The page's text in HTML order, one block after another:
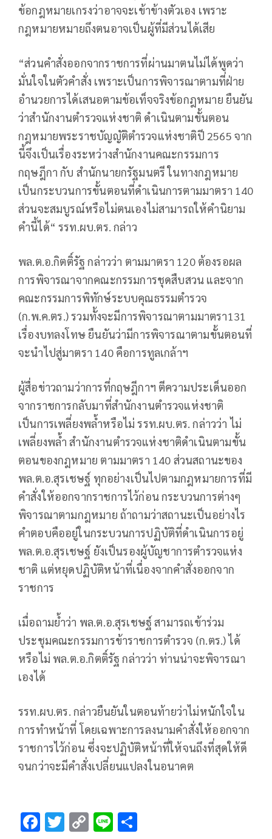
ข้อกฎหมายเกรงว่าอาจจะเข้าข้างตัวเอง เพราะ
กฎหมายหมายถึงตนอาจเป็นผู้ที่มีส่วนได้เสีย
“ส่วนคำสั่งออกจากราชการที่ผ่านมาตนไม่ได้พูดว่า
มั่นใจในตัวคำสั่ง เพราะเป็นการพิจารณาตามที่ฝ่าย
อำนวยการได้เสนอตามข้อเท็จจริงข้อกฎหมาย ยืนยัน
ว่าสำนักงานตำรวจแห่งชาติ ดำเนินตามขั้นตอน
กฎหมายพระราชบัญญัติตำรวจแห่งชาติปี 2565 จาก
นี้จึงเป็นเรื่องระหว่างสำนักงานคณะกรรมการ
กฤษฎีกา กับ สำนักนายกรัฐมนตรี ในทางกฎหมาย
เป็นกระบวนการขั้นตอนที่ดำเนินการตามมาตรา 140
ส่วนจะสมบูรณ์หรือไม่ตนเองไม่สามารถให้คำนิยาม
คำนี้ได้“ รรท.ผบ.ตร. กล่าว
พล.ต.อ.กิตติ์รัฐ กล่าวว่า ตามมาตรา 120 ต้องรอผล
การพิจารณาจากคณะกรรมการชุดสืบสวน และจาก
คณะกรรมการพิทักษ์ระบบคุณธรรมตำรวจ
(ก.พ.ค.ตร.) รวมทั้งจะมีการพิจารณาตามมาตรา131
เรื่องบทลงโทษ ยืนยันว่ามีการพิจารณาตามขั้นตอนที่
จะนำไปสู่มาตรา 140 คือการทูลเกล้าฯ
ผู้สื่อข่าวถามว่าการที่กฤษฎีกาฯ ตีความประเด็นออก
จากราชการกลับมาที่สำนักงานตำรวจแห่งชาติ
เป็นการเพลี่ยงพล้ำหรือไม่ รรท.ผบ.ตร. กล่าวว่า ไม่
เพลี่ยงพล้ำ สำนักงานตำรวจแห่งชาติดำเนินตามขั้น
ตอนของกฎหมาย ตามมาตรา 140 ส่วนสถานะของ
พล.ต.อ.สุรเชษฐ์ ทุกอย่างเป็นไปตามกฎหมายการที่มี
คำสั่งให้ออกจากราชการไว้ก่อน กระบวนการต่างๆ
พิจารณาตามกฎหมาย ถ้าถามว่าสถานะเป็นอย่างไร
คำตอบคืออยู่ในกระบวนการปฏิบัติที่ดำเนินการอยู่
พล.ต.อ.สุรเชษฐ์ ยังเป็นรองผู้บัญชาการตำรวจแห่ง
ชาติ แต่หยุดปฏิบัติหน้าที่เนื่องจากคำสั่งออกจาก
ราชการ
เมื่อถามย้ำว่า พล.ต.อ.สุรเชษฐ์ สามารถเข้าร่วม
ประชุมคณะกรรมการข้าราชการตำรวจ (ก.ตร.) ได้
หรือไม่ พล.ต.อ.กิตติ์รัฐ กล่าวว่า ท่านน่าจะพิจารณา
เองได้
รรท.ผบ.ตร. กล่าวยืนยันในตอนท้ายว่าไม่หนักใจใน
การทำหน้าที่ โดยเฉพาะการลงนามคำสั่งให้ออกจาก
ราชการไว้ก่อน ซึ่งจะปฏิบัติหน้าที่ให้จนถึงที่สุดให้ดี
จนกว่าจะมีคำสั่งเปลี่ยนแปลงในอนาคต
F T C Li